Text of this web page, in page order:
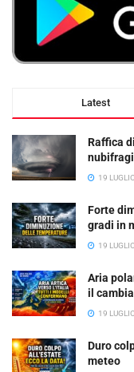
Latest
Raffica
nubifragi
19
Forte
gradi in
19
Aria
il
19
Duro
meteo